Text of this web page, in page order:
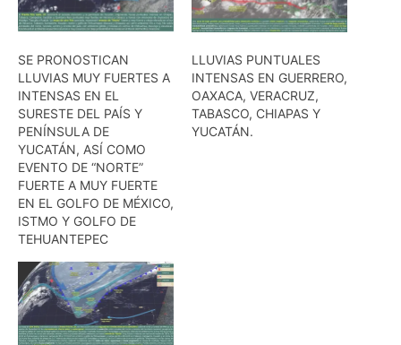
SE PRONOSTICAN
LLUVIAS MUY FUERTES A
INTENSAS EN EL
SURESTE DEL PAÍS Y
PENÍNSULA DE
YUCATÁN, ASÍ COMO
EVENTO DE “NORTE”
FUERTE A MUY FUERTE
EN EL GOLFO DE MÉXICO,
ISTMO Y GOLFO DE
TEHUANTEPEC
LLUVIAS PUNTUALES
INTENSAS EN GUERRERO,
OAXACA, VERACRUZ,
TABASCO, CHIAPAS Y
YUCATÁN.